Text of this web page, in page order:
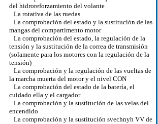
del hidroreforzamiento del volante
La rotativa de las ruedas
La comprobación del estado y la sustitución de las
mangas del compartimento motor
La comprobación del estado, la regulación de la
tensión y la sustitución de la correa de transmisión
(solamente para los motores con la regulación de la
tensión)
La comprobación y la regulación de las vueltas de
la marcha muerta del motor y el nivel CON
La comprobación del estado de la batería, el
cuidado ella y el cargador
La comprobación y la sustitución de las velas del
encendido
La comprobación y la sustitución svechnyh VV de